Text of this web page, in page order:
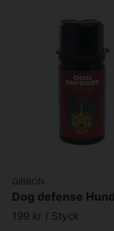
GIBBON
199 kr / Styck